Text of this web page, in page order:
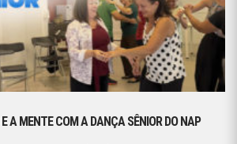
A MENTE COM A DANÇA SÊNIOR DO NAP